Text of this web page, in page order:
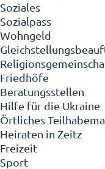
Soziales
Sozialpass
Wohngeld
Friedhöfe
Beratungsstellen
Hilfe für die Ukraine
Örtliches
Heiraten in Zeitz
Freizeit
Sport